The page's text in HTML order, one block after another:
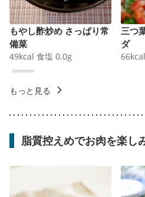
もやし酢炒め さっぱり常
備菜
49kcal 食塩 0.0g
三つ
ダ
66kcal
もっと見る
脂質控えめでお肉を楽し